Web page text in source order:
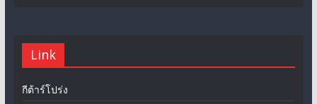
Link
กีต้าร์โปร่ง